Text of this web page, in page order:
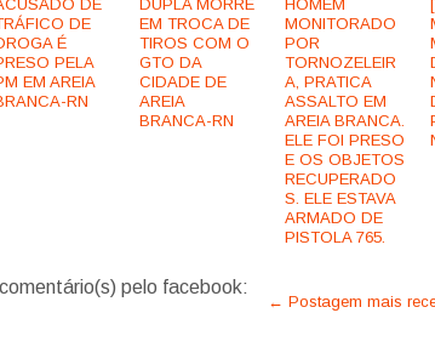
DE
DE
É
PELA
EM AREIA
RN
DUPLA MORRE
EM TROCA DE
TIROS COM O
GTO DA
CIDADE DE
AREIA
BRANCA-RN
HOMEM
MONITORADO
POR
TORNOZELEIR
A, PRATICA
ASSALTO EM
AREIA BRANCA.
ELE FOI PRESO
E OS OBJETOS
RECUPERADO
S. ELE ESTAVA
ARMADO DE
PISTOLA 765.
comentário(s) pelo facebook:
← Postagem mais